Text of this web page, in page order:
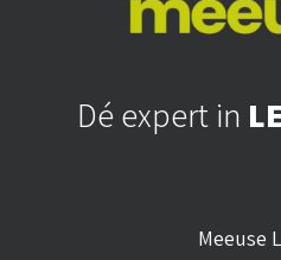
Dé expert in
Meeuse